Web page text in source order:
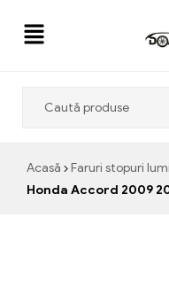
Acasă Faruri stopuri
Honda Accord 2009